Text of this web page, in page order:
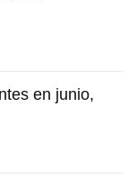
en junio,